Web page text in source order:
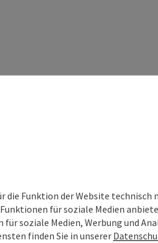
die Funktion der Website
für soziale Medien
für soziale Medien, Werbung und
finden Sie in unserer